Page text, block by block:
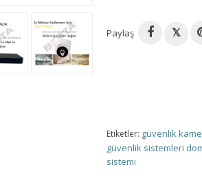
Paylaş 𝕏
Etiketler: güvenlik
güvenlik sistemleri
sistemi